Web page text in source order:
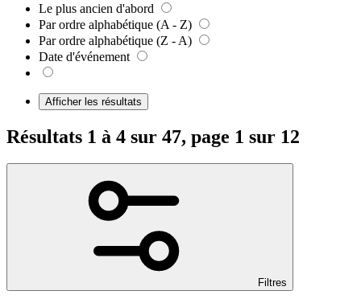
Le plus ancien d'abord
Par ordre alphabétique (A - Z)
Par ordre alphabétique (Z - A)
Date d'événement
Afficher les résultats
Résultats 1 à 4 sur 47, page 1 sur 12
Filtres